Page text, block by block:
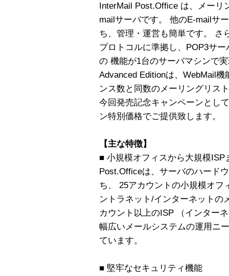
InterMail Post.Office は、メーリ
mailサーバです。 他のE-mailサ
ち、管理・運営も簡単です。 さ
プロトコルに準拠し、POP3サ
の 機能が1台のサーバマシンで
Advanced Editionは、WebMail
ンス数と同数のメーリングリス
今回発売記念キャンペーンとし
ン特別価格でご提供致します。
【主な特徴】
■ 小規模オフィスから大規模ISP
Post.Officeは、サーバのハード
ち、 25アカウントの小規模オフ
ントラネット/インターネットの
カウント以上のISP （インター
幅広いメールシステムの運用ニ
ています。
■ 堅牢なセキュリティ機能